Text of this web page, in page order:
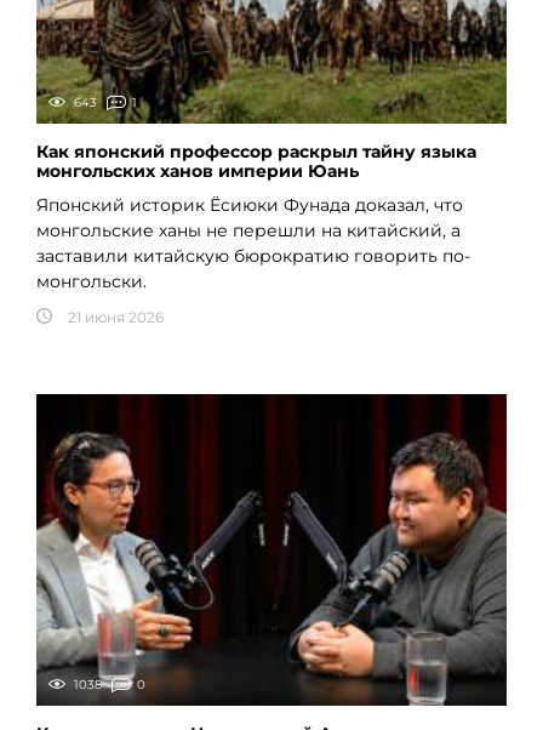
643 1
Как японский профессор раскрыл тайну языка
монгольских ханов империи Юань
Японский историк Ёсиюки Фунада доказал, что
монгольские ханы не перешли на китайский, а
заставили китайскую бюрократию говорить по-
монгольски.
21 июня 2026
1038 0